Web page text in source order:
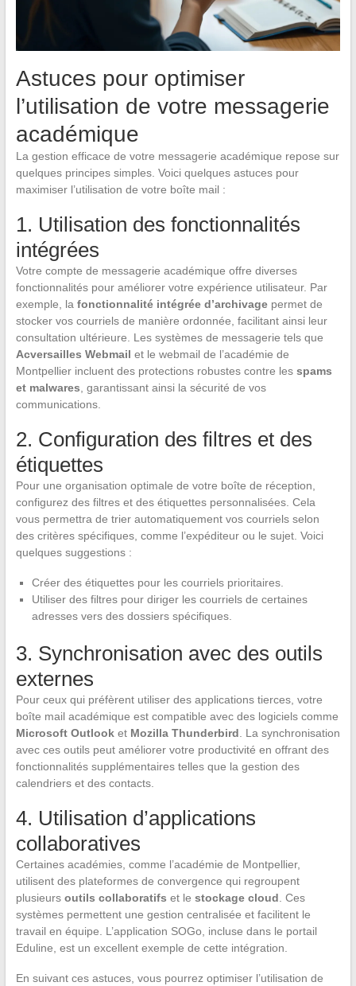
Astuces pour optimiser
l’utilisation de votre messagerie
académique
La gestion efficace de votre messagerie académique repose sur
quelques principes simples. Voici quelques astuces pour
maximiser l’utilisation de votre boîte mail :
1. Utilisation des fonctionnalités
intégrées
Votre compte de messagerie académique offre diverses
fonctionnalités pour améliorer votre expérience utilisateur. Par
exemple, la fonctionnalité intégrée d’archivagepermet de
stocker vos courriels de manière ordonnée, facilitant ainsi leur
consultation ultérieure. Les systèmes de messagerie tels que
Acversailles Webmail et le webmail de l’académie de
Montpellier incluent des protections robustes contre les spams
et malwares, garantissant ainsi la sécurité de vos
communications.
2. Configuration des filtres et des
étiquettes
Pour une organisation optimale de votre boîte de réception,
configurez des filtres et des étiquettes personnalisées. Cela
vous permettra de trier automatiquement vos courriels selon
des critères spécifiques, comme l’expéditeur ou le sujet. Voici
quelques suggestions :
Créer des étiquettes pour les courriels prioritaires.
Utiliser des filtres pour diriger les courriels de certaines
adresses vers des dossiers spécifiques.
3. Synchronisation avec des outils
externes
Pour ceux qui préfèrent utiliser des applications tierces, votre
boîte mail académique est compatible avec des logiciels comme
Microsoft Outlooket Mozilla Thunderbird. La synchronisation
avec ces outils peut améliorer votre productivité en offrant des
fonctionnalités supplémentaires telles que la gestion des
calendriers et des contacts.
4. Utilisation d’applications
collaboratives
Certaines académies, comme l’académie de Montpellier,
utilisent des plateformes de convergence qui regroupent
plusieurs outils collaboratifs et le stockage cloud. Ces
systèmes permettent une gestion centralisée et facilitent le
travail en équipe. L’application SOGo, incluse dans le portail
Eduline, est un excellent exemple de cette intégration.
En suivant ces astuces, vous pourrez optimiser l’utilisation de